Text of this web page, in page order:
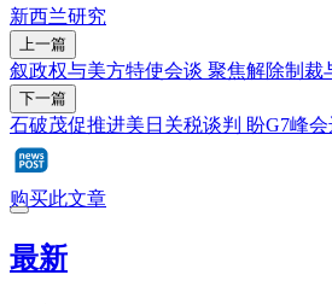
新西兰研究
上一篇
叙政权与美方特使会谈 聚焦解除制裁
下一篇
石破茂促推进美日关税谈判 盼G7峰
购买此文章
最新